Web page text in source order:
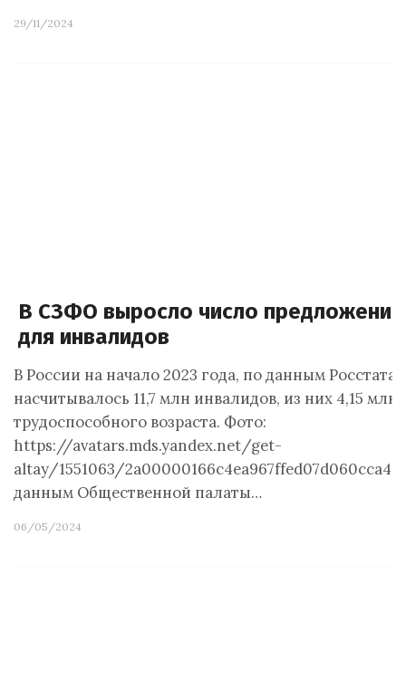
29/11/2024
В СЗФО выросло число
для инвалидов
В России на начало 2023 года, по данным Росстата,
насчитывалось 11,7 млн инвалидов, из них 4,15 млн
трудоспособного возраста. Фото:
https://avatars.mds.yandex.net/get-
altay/1551063/
данным Общественной палаты…
06/05/2024